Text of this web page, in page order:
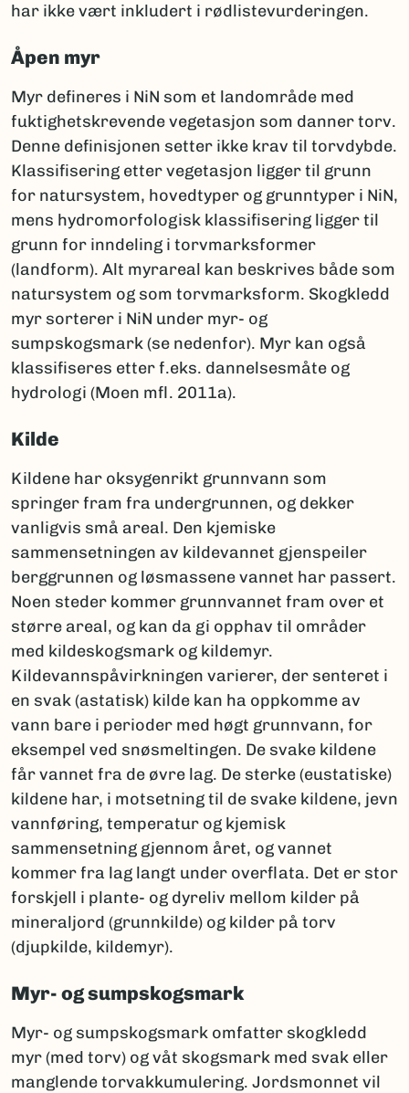
har ikke vært inkludert i rødlistevurderingen.
Åpen myr
Myr defineres i NiN som et landområde med
fuktighetskrevende vegetasjon som danner torv.
Denne definisjonen setter ikke krav til torvdybde.
Klassifisering etter vegetasjon ligger til grunn
for natursystem, hovedtyper og grunntyper i NiN,
mens hydromorfologisk klassifisering ligger til
grunn for inndeling i torvmarksformer
(landform). Alt myrareal kan beskrives både som
natursystem og som torvmarksform. Skogkledd
myr sorterer i NiN under myr- og
sumpskogsmark (se nedenfor). Myr kan også
klassifiseres etter f.eks. dannelsesmåte og
hydrologi (Moen mfl. 2011a).
Kilde
Kildene har oksygenrikt grunnvann som
springer fram fra undergrunnen, og dekker
vanligvis små areal. Den kjemiske
sammensetningen av kildevannet gjenspeiler
berggrunnen og løsmassene vannet har passert.
Noen steder kommer grunnvannet fram over et
større areal, og kan da gi opphav til områder
med kildeskogsmark og kildemyr.
Kildevannspåvirkningen varierer, der senteret i
en svak (astatisk) kilde kan ha oppkomme av
vann bare i perioder med høgt grunnvann, for
eksempel ved snøsmeltingen. De svake kildene
får vannet fra de øvre lag. De sterke (eustatiske)
kildene har, i motsetning til de svake kildene, jevn
vannføring, temperatur og kjemisk
sammensetning gjennom året, og vannet
kommer fra lag langt under overflata. Det er stor
forskjell i plante- og dyreliv mellom kilder på
mineraljord (grunnkilde) og kilder på torv
(djupkilde, kildemyr).
Myr- og sumpskogsmark
Myr- og sumpskogsmark omfatter skogkledd
myr (med torv) og våt skogsmark med svak eller
manglende torvakkumulering. Jordsmonnet vil